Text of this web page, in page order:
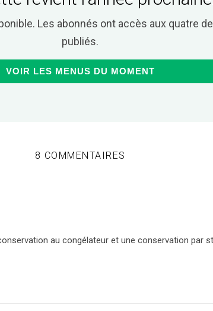
Les abonnés ont accès aux quatre
publiés.
VOIR LES MENUS DU MOMENT
8 COMMENTAIRES
au congélateur et une conservation par